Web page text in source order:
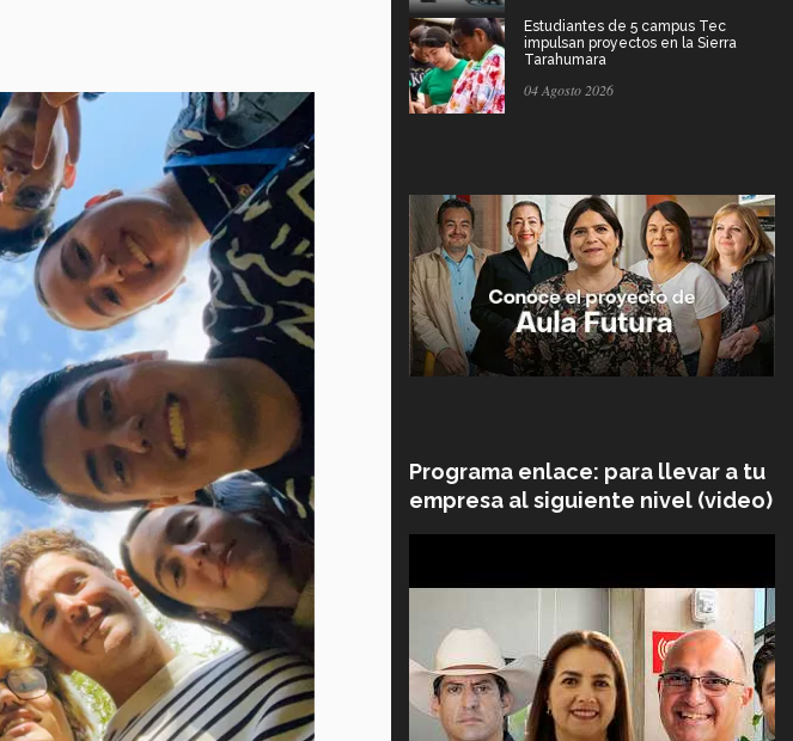
Estudiantes de 5 campus Tec
impulsan proyectos en la Sierra
Tarahumara
04 Agosto 2026
Programa enlace: para llevar a tu
empresa al siguiente nivel (video)